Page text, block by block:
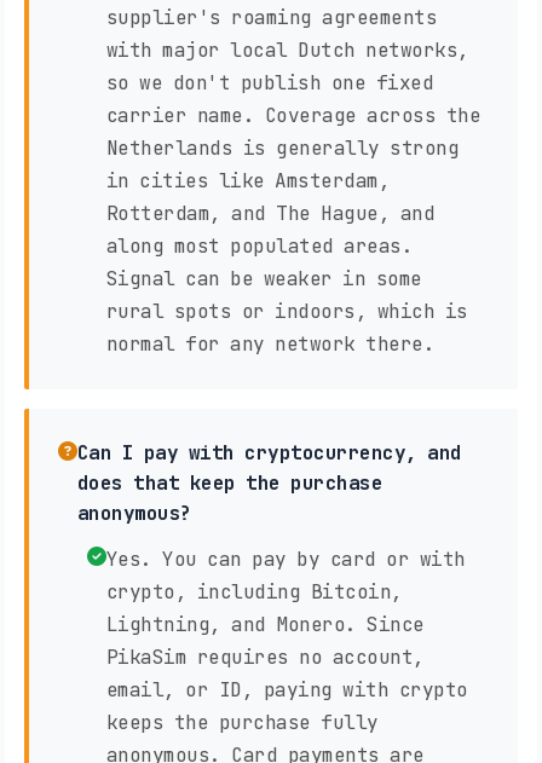
supplier's roaming agreements
with major local Dutch networks,
so we don't publish one fixed
carrier name. Coverage across the
Netherlands is generally strong
in cities like Amsterdam,
Rotterdam, and The Hague, and
along most populated areas.
Signal can be weaker in some
rural spots or indoors, which is
normal for any network there.
Can I pay with cryptocurrency, and
does that keep the purchase
anonymous?
Yes. You can pay by card or with
crypto, including Bitcoin,
Lightning, and Monero. Since
PikaSim requires no account,
email, or ID, paying with crypto
keeps the purchase fully
anonymous. Card payments are